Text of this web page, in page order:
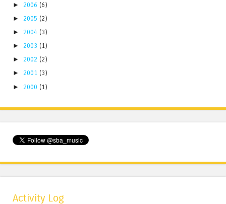
► 2006 (6)
► 2005 (2)
► 2004 (3)
► 2003 (1)
► 2002 (2)
► 2001 (3)
► 2000 (1)
Activity Log